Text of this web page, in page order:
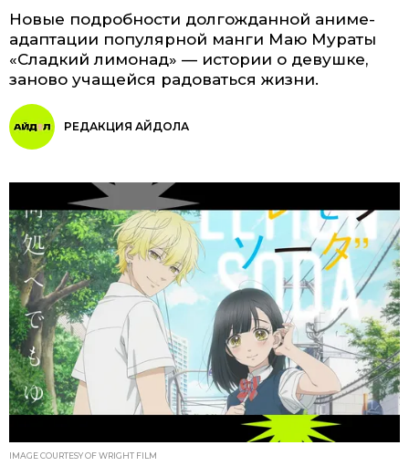
Новые подробности долгожданной аниме-
адаптации популярной манги Маю Мураты
«Сладкий лимонад» — истории о девушке,
заново учащейся радоваться жизни.
РЕДАКЦИЯ АЙДОЛА
IMAGE COURTESY OF WRIGHT FILM